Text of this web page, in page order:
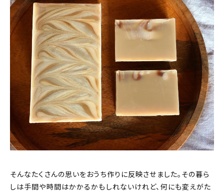
そんなたくさんの思いをおうち作りに反映させました。その暮ら
しは手間や時間はかかるかもしれないけれど、何にも変えがた